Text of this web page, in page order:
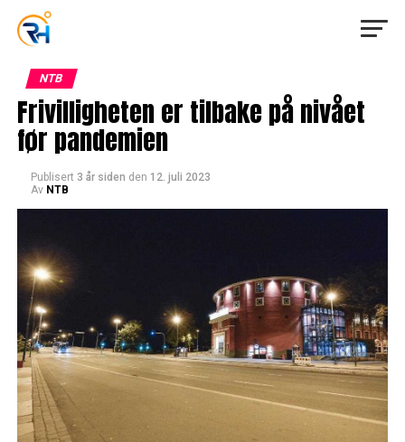
NTB
Frivilligheten er tilbake på nivået
før pandemien
Publisert 3 år siden den 12. juli 2023
Av NTB